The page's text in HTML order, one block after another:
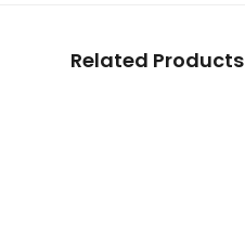
Related Products